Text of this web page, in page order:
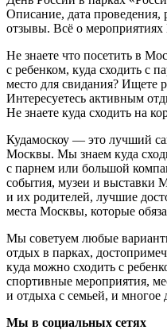
Описание, дата
отзывы. Всё о
Не знаете что посетить в
с ребенком, куда сходить с
место для свидания? Ищете
Интересуетесь активным
Не знаете куда сходить на
Кудамоскоу — это лучший
Москвы. Мы знаем куда
с парнем или большой
события, музеи и выставки
и их родителей, лучшие
места Москвы, которые
Мы советуем любые
отдых в парках,
куда можно сходить с
спортивные мероприятия,
и отдыха с семьей, и многое
Мы в социальных сетях